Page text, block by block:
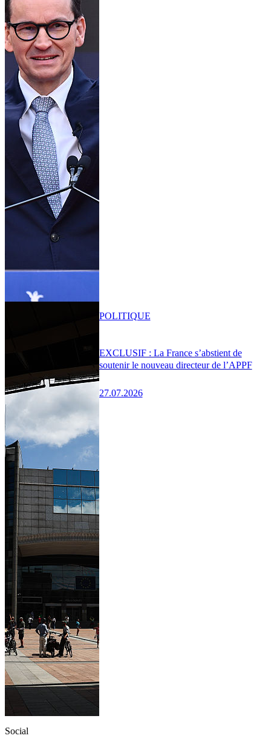
EXCLUSIF : La France s’abstient de
soutenir le nouveau directeur de l’APPF
27.07.2026
POLITIQUE
Social